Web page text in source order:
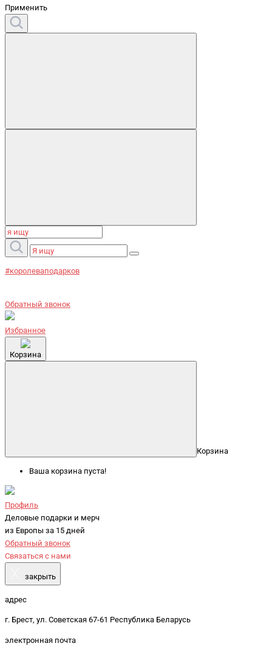
Применить
#королеваподарков
Обратный звонок
Избранное
Корзина
Корзина
Ваша корзина пуста!
Профиль
Деловые подарки и мерч
из Европы за 15 дней
Обратный звонок
Связаться с нами
закрыть
адрес
г. Брест, ул. Советская 67-61 Республика Беларусь
электронная почта